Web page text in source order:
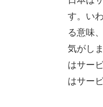
す。い
る意味
気がし
はサー
はサー